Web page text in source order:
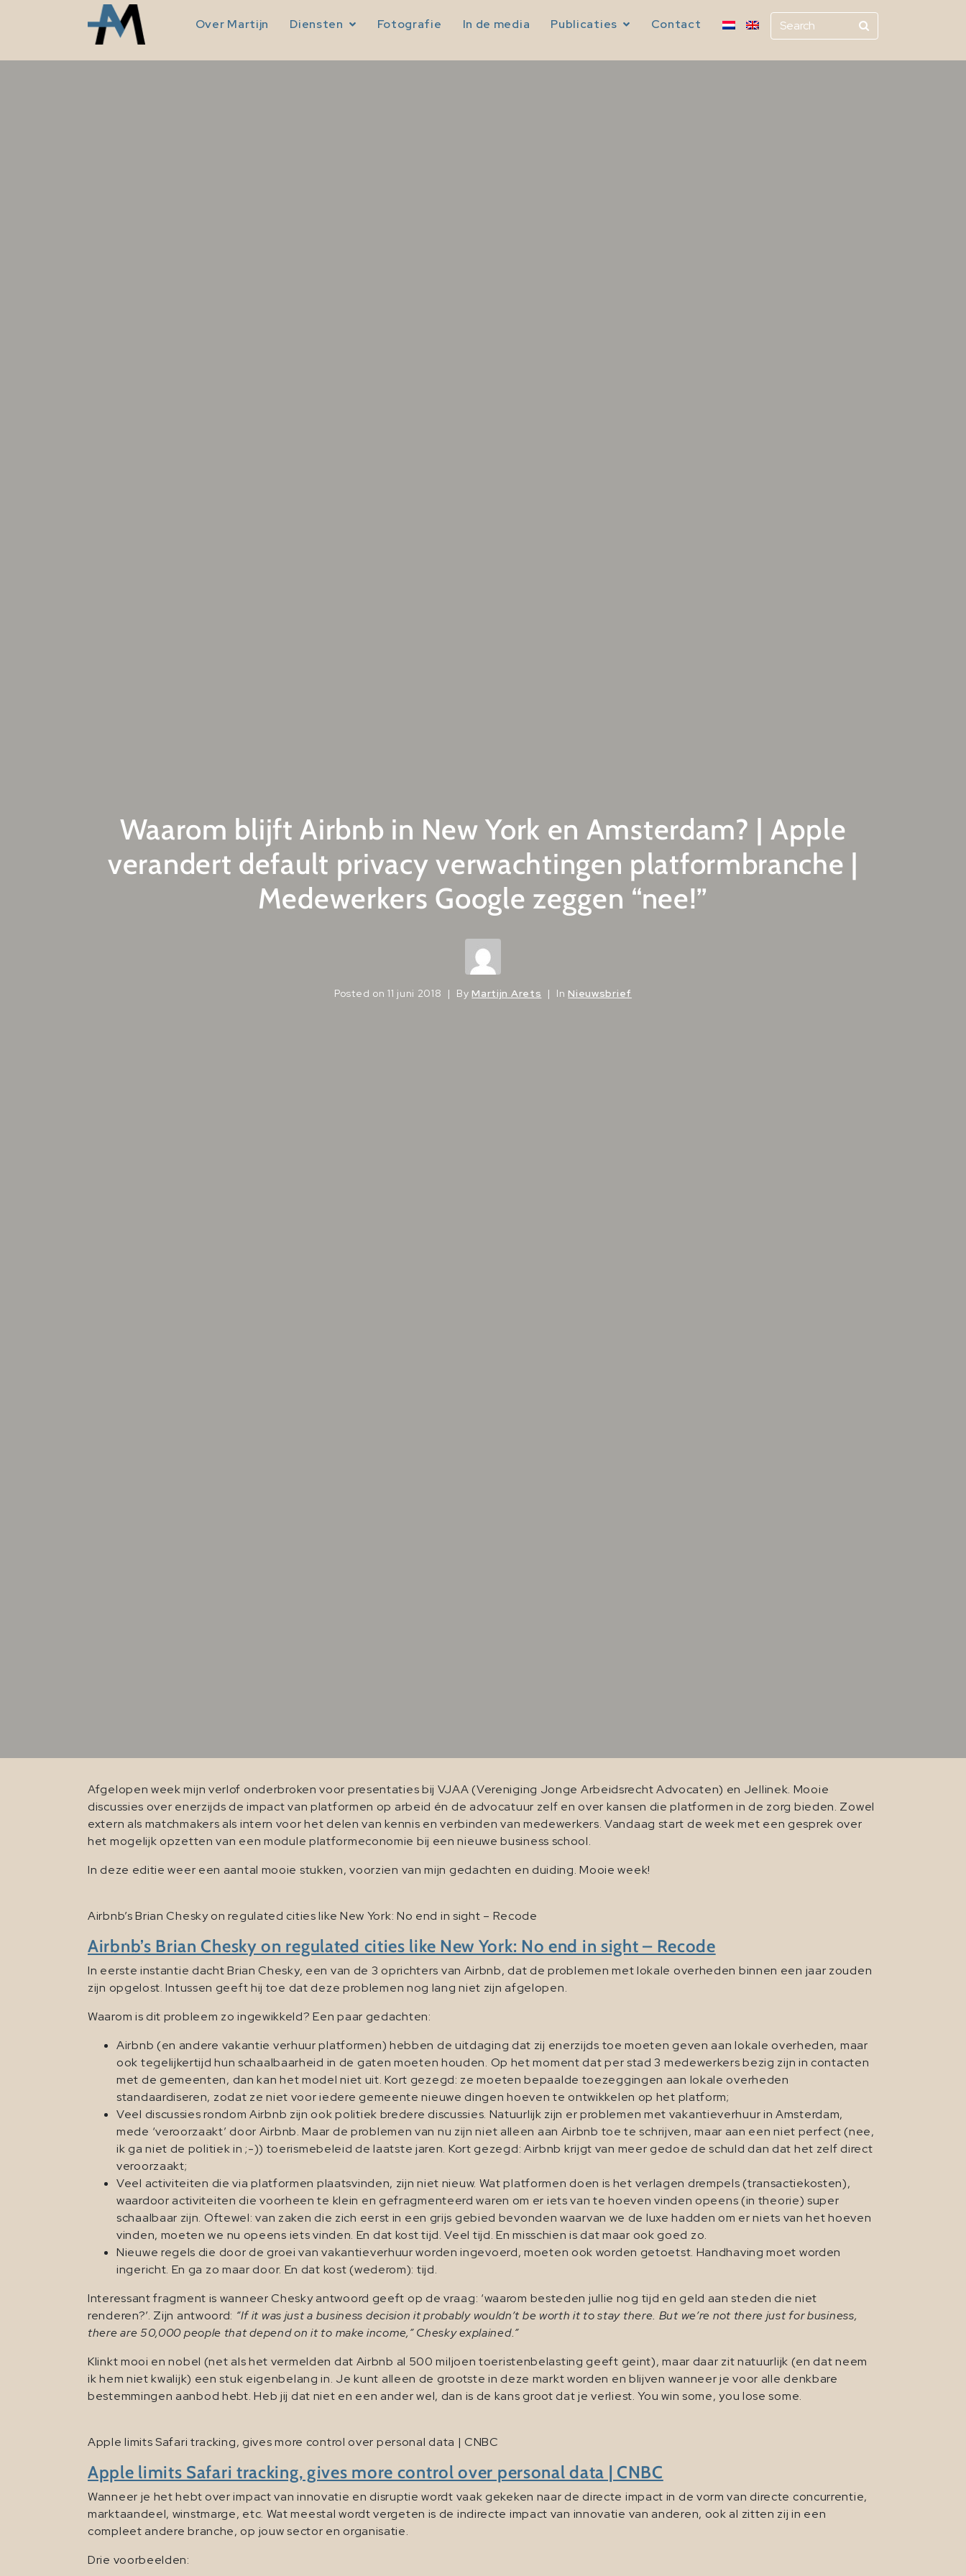
Over Martijn Diensten Fotografie In de media Publicaties Contact
Waarom blijft Airbnb in New York en Amsterdam? | Apple
verandert default privacy verwachtingen platformbranche |
Medewerkers Google zeggen “nee!”
Posted on11 juni 2018 ByMartijn Arets InNieuwsbrief
Afgelopen week mijn verlof onderbroken voor presentaties bij VJAA (Vereniging Jonge Arbeidsrecht Advocaten) en Jellinek. Mooie
discussies over enerzijds de impact van platformen op arbeid én de advocatuur zelf en over kansen die platformen in de zorg bieden. Zowel
extern als matchmakers als intern voor het delen van kennis en verbinden van medewerkers. Vandaag start de week met een gesprek over
het mogelijk opzetten van een module platformeconomie bij een nieuwe business school.
In deze editie weer een aantal mooie stukken, voorzien van mijn gedachten en duiding. Mooie week!
Airbnb’s Brian Chesky on regulated cities like New York: No end in sight – Recode
Airbnb’s Brian Chesky on regulated cities like New York: No end in sight – Recode
In eerste instantie dacht Brian Chesky, een van de 3 oprichters van Airbnb, dat de problemen met lokale overheden binnen een jaar zouden
zijn opgelost. Intussen geeft hij toe dat deze problemen nog lang niet zijn afgelopen.
Waarom is dit probleem zo ingewikkeld? Een paar gedachten:
Airbnb (en andere vakantie verhuur platformen) hebben de uitdaging dat zij enerzijds toe moeten geven aan lokale overheden, maar
ook tegelijkertijd hun schaalbaarheid in de gaten moeten houden. Op het moment dat per stad 3 medewerkers bezig zijn in contacten
met de gemeenten, dan kan het model niet uit. Kort gezegd: ze moeten bepaalde toezeggingen aan lokale overheden
standaardiseren, zodat ze niet voor iedere gemeente nieuwe dingen hoeven te ontwikkelen op het platform;
Veel discussies rondom Airbnb zijn ook politiek bredere discussies. Natuurlijk zijn er problemen met vakantieverhuur in Amsterdam,
mede ‘veroorzaakt’ door Airbnb. Maar de problemen van nu zijn niet alleen aan Airbnb toe te schrijven, maar aan een niet perfect (nee,
ik ga niet de politiek in ;-)) toerismebeleid de laatste jaren. Kort gezegd: Airbnb krijgt van meer gedoe de schuld dan dat het zelf direct
veroorzaakt;
Veel activiteiten die via platformen plaatsvinden, zijn niet nieuw. Wat platformen doen is het verlagen drempels (transactiekosten),
waardoor activiteiten die voorheen te klein en gefragmenteerd waren om er iets van te hoeven vinden opeens (in theorie) super
schaalbaar zijn. Oftewel: van zaken die zich eerst in een grijs gebied bevonden waarvan we de luxe hadden om er niets van het hoeven
vinden, moeten we nu opeens iets vinden. En dat kost tijd. Veel tijd. En misschien is dat maar ook goed zo.
Nieuwe regels die door de groei van vakantieverhuur worden ingevoerd, moeten ook worden getoetst. Handhaving moet worden
ingericht. En ga zo maar door. En dat kost (wederom): tijd.
Interessant fragment is wanneer Chesky antwoord geeft op de vraag: ‘waarom besteden jullie nog tijd en geld aan steden die niet
renderen?’. Zijn antwoord: “If it was just a business decision it probably wouldn’t be worth it to stay there. But we’re not there just for business,
there are 50,000 people that depend on it to make income,” Chesky explained.”
Klinkt mooi en nobel (net als het vermelden dat Airbnb al 500 miljoen toeristenbelasting geeft geint), maar daar zit natuurlijk (en dat neem
ik hem niet kwalijk) een stuk eigenbelang in. Je kunt alleen de grootste in deze markt worden en blijven wanneer je voor alle denkbare
bestemmingen aanbod hebt. Heb jij dat niet en een ander wel, dan is de kans groot dat je verliest. You win some, you lose some.
Apple limits Safari tracking, gives more control over personal data | CNBC
Apple limits Safari tracking, gives more control over personal data | CNBC
Wanneer je het hebt over impact van innovatie en disruptie wordt vaak gekeken naar de directe impact in de vorm van directe concurrentie,
marktaandeel, winstmarge, etc. Wat meestal wordt vergeten is de indirecte impact van innovatie van anderen, ook al zitten zij in een
compleet andere branche, op jouw sector en organisatie.
Drie voorbeelden: